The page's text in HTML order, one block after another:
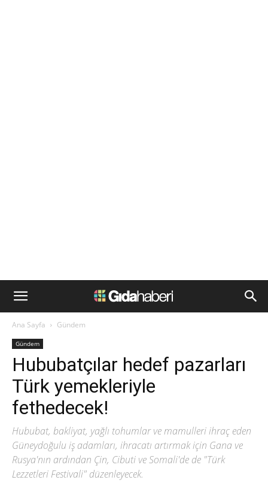
Ana Sayfa Gündem
Gündem
Hububatçılar hedef pazarları
Türk yemekleriyle
fethedecek!
Hububat, bakliyat, yağlı tohumlar ve mamulleri ihraç eden
Güneydoğulu iş adamları, ihracatı artırmak için Gana ve
Rusya'nın ardından Çin, Cibuti ve Somali'de de "Türk
Lezzetleri Festivali" düzenleyecek.